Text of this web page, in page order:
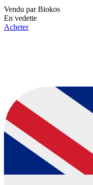
Vendu parBiokos
En vedette
Acheter